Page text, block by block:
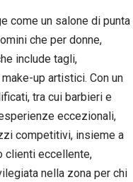
come un salone di punta
che per donne,
include tagli,
up artistici. Con un
tra cui barbieri e
eccezionali,
competitivi, insieme a
clienti eccellente,
nella zona per chi